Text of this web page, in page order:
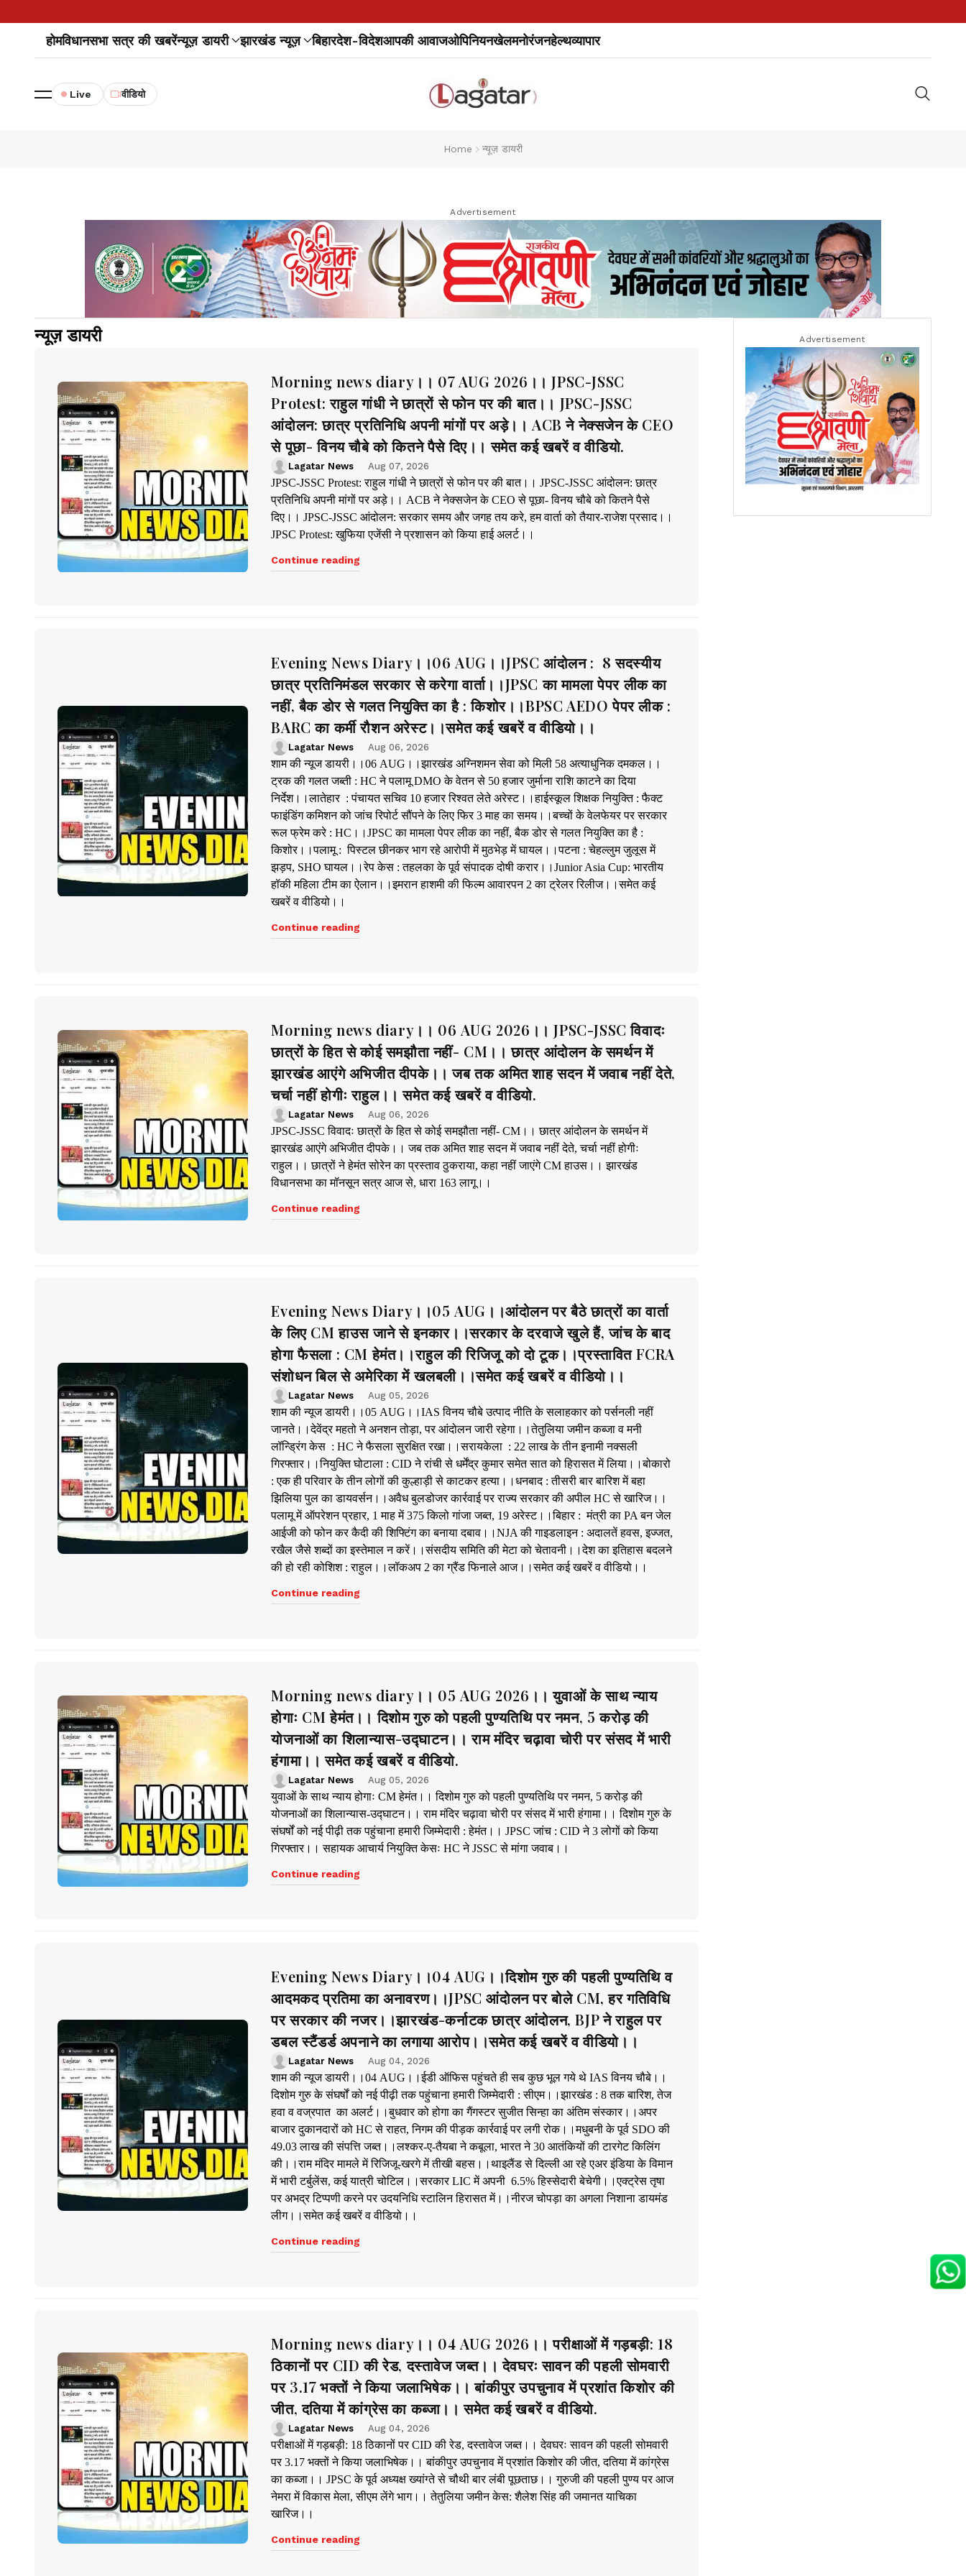
होमविधानसभा सत्र की खबरेंन्यूज़ डायरी झारखंड न्यूज़ बिहारदेश-विदेशआपकी आवाजओपिनियनखेलमनोरंजनहेल्थव्यापार
Live वीडियो
Home न्यूज़ डायरी
Advertisement
न्यूज़ डायरी
Morning news diary।। 07 AUG 2026।। JPSC-JSSC
Protest: राहुल गांधी ने छात्रों से फोन पर की बात।। JPSC-JSSC
आंदोलन: छात्र प्रतिनिधि अपनी मांगों पर अड़े।। ACB ने नेक्सजेन के CEO
से पूछा- विनय चौबे को कितने पैसे दिए।। समेत कई खबरें व वीडियो.
Lagatar News Aug 07, 2026
JPSC-JSSC Protest: राहुल गांधी ने छात्रों से फोन पर की बात।। JPSC-JSSC आंदोलन: छात्र
प्रतिनिधि अपनी मांगों पर अड़े।। ACB ने नेक्सजेन के CEO से पूछा- विनय चौबे को कितने पैसे
दिए।। JPSC-JSSC आंदोलन: सरकार समय और जगह तय करे, हम वार्ता को तैयार-राजेश प्रसाद।।
JPSC Protest: खुफिया एजेंसी ने प्रशासन को किया हाई अलर्ट।।
Continue reading
Evening News Diary।।06 AUG।।JPSC आंदोलन : 8 सदस्यीय
छात्र प्रतिनिमंडल सरकार से करेगा वार्ता।।JPSC का मामला पेपर लीक का
नहीं, बैक डोर से गलत नियुक्ति का है : किशोर।।BPSC AEDO पेपर लीक :
BARC का कर्मी रौशन अरेस्ट।।समेत कई खबरें व वीडियो।।
Lagatar News Aug 06, 2026
शाम की न्यूज डायरी।।06 AUG।।झारखंड अग्निशमन सेवा को मिली 58 अत्याधुनिक दमकल।।
ट्रक की गलत जब्ती : HC ने पलामू DMO के वेतन से 50 हजार जुर्माना राशि काटने का दिया
निर्देश।।लातेहार : पंचायत सचिव 10 हजार रिश्वत लेते अरेस्ट।।हाईस्कूल शिक्षक नियुक्ति : फैक्ट
फाइंडिंग कमिशन को जांच रिपोर्ट सौंपने के लिए फिर 3 माह का समय।।बच्चों के वेलफेयर पर सरकार
रूल फ्रेम करे : HC।।JPSC का मामला पेपर लीक का नहीं, बैक डोर से गलत नियुक्ति का है :
किशोर।।पलामू : पिस्टल छीनकर भाग रहे आरोपी में मुठभेड़ में घायल।।पटना : चेहल्लुम जुलूस में
झड़प, SHO घायल।।रेप केस : तहलका के पूर्व संपादक दोषी करार।।Junior Asia Cup: भारतीय
हॉकी महिला टीम का ऐलान।।इमरान हाशमी की फिल्म आवारपन 2 का ट्रेलर रिलीज।।समेत कई
खबरें व वीडियो।।
Continue reading
Morning news diary।। 06 AUG 2026।। JPSC-JSSC विवादः
छात्रों के हित से कोई समझौता नहीं- CM।। छात्र आंदोलन के समर्थन में
झारखंड आएंगे अभिजीत दीपके।। जब तक अमित शाह सदन में जवाब नहीं देते,
चर्चा नहीं होगीः राहुल।। समेत कई खबरें व वीडियो.
Lagatar News Aug 06, 2026
JPSC-JSSC विवादः छात्रों के हित से कोई समझौता नहीं- CM।। छात्र आंदोलन के समर्थन में
झारखंड आएंगे अभिजीत दीपके।। जब तक अमित शाह सदन में जवाब नहीं देते, चर्चा नहीं होगीः
राहुल।। छात्रों ने हेमंत सोरेन का प्रस्ताव ठुकराया, कहा नहीं जाएंगे CM हाउस।। झारखंड
विधानसभा का मॉनसून सत्र आज से, धारा 163 लागू।।
Continue reading
Evening News Diary।।05 AUG।।आंदोलन पर बैठे छात्रों का वार्ता
के लिए CM हाउस जाने से इनकार।।सरकार के दरवाजे खुले हैं, जांच के बाद
होगा फैसला : CM हेमंत।।राहुल की रिजिजू को दो टूक।।प्रस्तावित FCRA
संशोधन बिल से अमेरिका में खलबली।।समेत कई खबरें व वीडियो।।
Lagatar News Aug 05, 2026
शाम की न्यूज डायरी।।05 AUG।।IAS विनय चौबे उत्पाद नीति के सलाहकार को पर्सनली नहीं
जानते।।देवेंद्र महतो ने अनशन तोड़ा, पर आंदोलन जारी रहेगा।।तेतुलिया जमीन कब्जा व मनी
लॉन्ड्रिंग केस : HC ने फैसला सुरक्षित रखा।।सरायकेला : 22 लाख के तीन इनामी नक्सली
गिरफ्तार।।नियुक्ति घोटाला : CID ने रांची से धर्मेंद्र कुमार समेत सात को हिरासत में लिया।।बोकारो
: एक ही परिवार के तीन लोगों की कुल्हाड़ी से काटकर हत्या।।धनबाद : तीसरी बार बारिश में बहा
झिलिया पुल का डायवर्सन।।अवैध बुलडोजर कार्रवाई पर राज्य सरकार की अपील HC से खारिज।।
पलामू में ऑपरेशन प्रहार, 1 माह में 375 किलो गांजा जब्त, 19 अरेस्ट।।बिहार : मंत्री का PA बन जेल
आईजी को फोन कर कैदी की शिफ्टिंग का बनाया दबाव।।NJA की गाइडलाइन : अदालतें हवस, इज्जत,
रखैल जैसे शब्दों का इस्तेमाल न करें।।संसदीय समिति की मेटा को चेतावनी।।देश का इतिहास बदलने
की हो रही कोशिश : राहुल।।लॉकअप 2 का ग्रैंड फिनाले आज।।समेत कई खबरें व वीडियो।।
Continue reading
Morning news diary।। 05 AUG 2026।। युवाओं के साथ न्याय
होगाः CM हेमंत।। दिशोम गुरु को पहली पुण्यतिथि पर नमन, 5 करोड़ की
योजनाओं का शिलान्यास-उद्घाटन।। राम मंदिर चढ़ावा चोरी पर संसद में भारी
हंगामा।। समेत कई खबरें व वीडियो.
Lagatar News Aug 05, 2026
युवाओं के साथ न्याय होगाः CM हेमंत।। दिशोम गुरु को पहली पुण्यतिथि पर नमन, 5 करोड़ की
योजनाओं का शिलान्यास-उद्घाटन।। राम मंदिर चढ़ावा चोरी पर संसद में भारी हंगामा।। दिशोम गुरु के
संघर्षों को नई पीढ़ी तक पहुंचाना हमारी जिम्मेदारी : हेमंत।। JPSC जांच : CID ने 3 लोगों को किया
गिरफ्तार।। सहायक आचार्य नियुक्ति केसः HC ने JSSC से मांगा जवाब।।
Continue reading
Evening News Diary।।04 AUG।।दिशोम गुरु की पहली पुण्यतिथि व
आदमकद प्रतिमा का अनावरण।।JPSC आंदोलन पर बोले CM, हर गतिविधि
पर सरकार की नजर।।झारखंड-कर्नाटक छात्र आंदोलन, BJP ने राहुल पर
डबल स्टैंडर्ड अपनाने का लगाया आरोप।।समेत कई खबरें व वीडियो।।
Lagatar News Aug 04, 2026
शाम की न्यूज डायरी।।04 AUG।।ईडी ऑफिस पहुंचते ही सब कुछ भूल गये थे IAS विनय चौबे।।
दिशोम गुरु के संघर्षों को नई पीढ़ी तक पहुंचाना हमारी जिम्मेदारी : सीएम।।झारखंड : 8 तक बारिश, तेज
हवा व वज्रपात का अलर्ट।।बुधवार को होगा का गैंगस्टर सुजीत सिन्हा का अंतिम संस्कार।।अपर
बाजार दुकानदारों को HC से राहत, निगम की पीड़क कार्रवाई पर लगी रोक।।मधुबनी के पूर्व SDO की
49.03 लाख की संपत्ति जब्त।।लश्कर-ए-तैयबा ने कबूला, भारत ने 30 आतंकियों की टारगेट किलिंग
की।।राम मंदिर मामले में रिजिजू-खरगे में तीखी बहस।।थाइलैंड से दिल्ली आ रहे एअर इंडिया के विमान
में भारी टर्बुलेंस, कई यात्री चोटिल।।सरकार LIC में अपनी 6.5% हिस्सेदारी बेचेगी।।एक्ट्रेस तृषा
पर अभद्र टिप्पणी करने पर उदयनिधि स्टालिन हिरासत में।।नीरज चोपड़ा का अगला निशाना डायमंड
लीग।।समेत कई खबरें व वीडियो।।
Continue reading
Morning news diary।। 04 AUG 2026।। परीक्षाओं में गड़बड़ी: 18
ठिकानों पर CID की रेड, दस्तावेज जब्त।। देवघरः सावन की पहली सोमवारी
पर 3.17 भक्तों ने किया जलाभिषेक।। बांकीपुर उपचुनाव में प्रशांत किशोर की
जीत, दतिया में कांग्रेस का कब्जा।। समेत कई खबरें व वीडियो.
Lagatar News Aug 04, 2026
परीक्षाओं में गड़बड़ी: 18 ठिकानों पर CID की रेड, दस्तावेज जब्त।। देवघरः सावन की पहली सोमवारी
पर 3.17 भक्तों ने किया जलाभिषेक।। बांकीपुर उपचुनाव में प्रशांत किशोर की जीत, दतिया में कांग्रेस
का कब्जा।। JPSC के पूर्व अध्यक्ष ख्यांग्ते से चौथी बार लंबी पूछताछ।। गुरुजी की पहली पुण्य पर आज
नेमरा में विकास मेला, सीएम लेंगे भाग।। तेतुलिया जमीन केस: शैलेश सिंह की जमानत याचिका
खारिज।।
Continue reading
Advertisement